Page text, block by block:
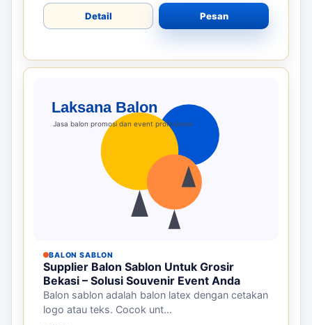
Detail Pesan
BALON SABLON
Supplier Balon Sablon Untuk Grosir
Bekasi – Solusi Souvenir Event Anda
Balon sablon adalah balon latex dengan cetakan
logo atau teks. Cocok unt...